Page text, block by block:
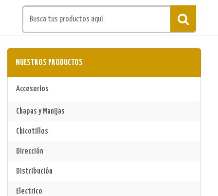
NUESTROS PRODUCTOS
Accesorios
Chapas y Manijas
Chicotillos
Dirección
Distribución
Electrico